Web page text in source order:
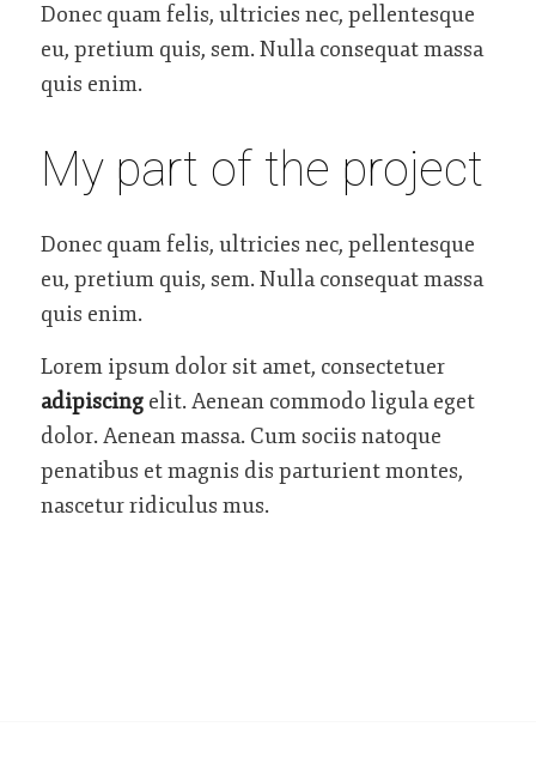
Donec quam felis, ultricies nec, pellentesque
eu, pretium quis, sem. Nulla consequat massa
quis enim.
My part of the project
Donec quam felis, ultricies nec, pellentesque
eu, pretium quis, sem. Nulla consequat massa
quis enim.
Lorem ipsum dolor sit amet, consectetuer
adipiscingelit. Aenean commodo ligula eget
dolor. Aenean massa. Cum sociis natoque
penatibus et magnis dis parturient montes,
nascetur ridiculus mus.